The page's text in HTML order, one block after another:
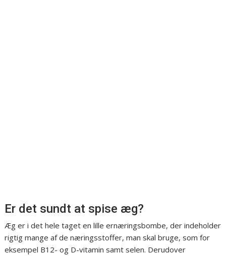
Er det sundt at spise æg?
Æg er i det hele taget en lille ernæringsbombe, der indeholder
rigtig mange af de næringsstoffer, man skal bruge, som for
eksempel B12- og D-vitamin samt selen. Derudover